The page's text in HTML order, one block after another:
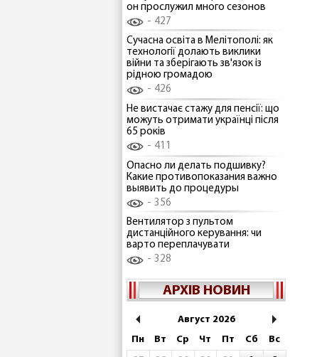
он прослужил много сезонов
427
Сучасна освіта в Мелітополі: як
технології долають виклики
війни та зберігають зв'язок із
рідною громадою
426
Не вистачає стажу для пенсії: що
можуть отримати українці після
65 років
411
Опасно ли делать подшивку?
Какие противопоказания важно
выявить до процедуры
356
Вентилятор з пультом
дистанційного керування: чи
варто переплачувати
328
АРХІВ НОВИН
Август 2026
Пн
Вт Ср Чт Пт Сб
Вс